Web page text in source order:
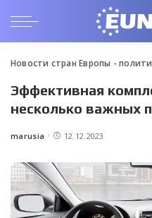
Новости стран Европы -
Эффективная
несколько важных
Posted
marusia 12.12.2023